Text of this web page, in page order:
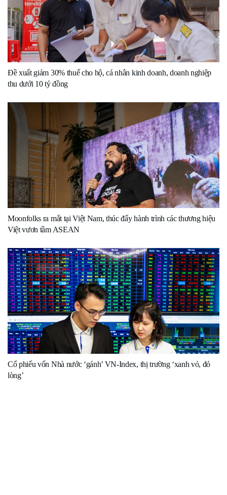
Đề xuất giảm 30% thuế cho hộ, cá nhân kinh doanh, doanh nghiệp
thu dưới 10 tỷ đồng
Moonfolks ra mắt tại Việt Nam, thúc đẩy hành trình các thương hiệu
Việt vươn tầm ASEAN
Cổ phiếu vốn Nhà nước ‘gánh’ VN-Index, thị trường ‘xanh vỏ, đỏ
lòng’